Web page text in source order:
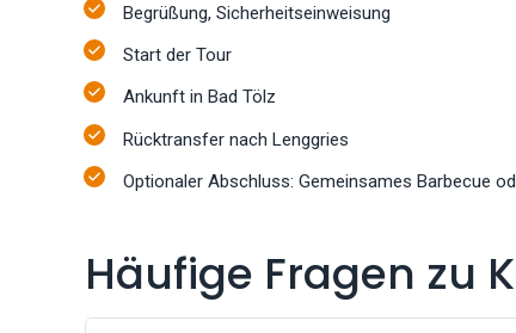
Begrüßung, Sicherheitseinweisung
Start der Tour
Ankunft in Bad Tölz
Rücktransfer nach Lenggries
Optionaler Abschluss: Gemeinsames Barbecue
Häufige Fragen zu